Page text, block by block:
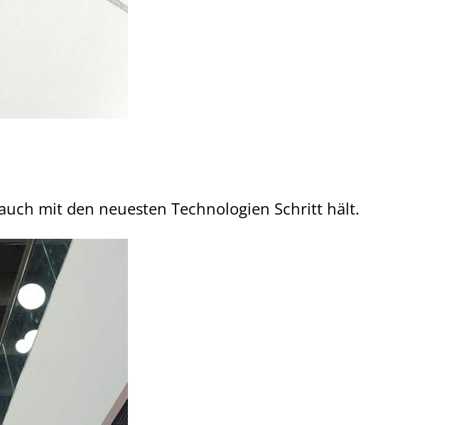
mit den neuesten Technologien Schritt hält.